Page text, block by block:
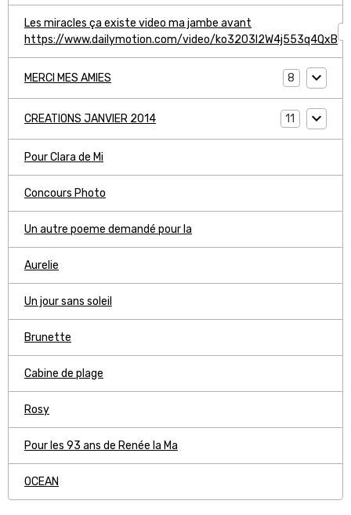
Les miracles ça existe video ma jambe avant
https://www.dailymotion.com/video/ko3203l2W4j553q4QxB
MERCI MES AMIES 8
CREATIONS JANVIER 2014 11
Pour Clara de Mi
Concours Photo
Un autre poeme demandé pour la
Aurelie
Un jour sans soleil
Brunette
Cabine de plage
Rosy
Pour les 93 ans de Renée la Ma
OCEAN